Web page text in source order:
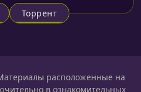
Торрент
расположенные на
в ознакомительных